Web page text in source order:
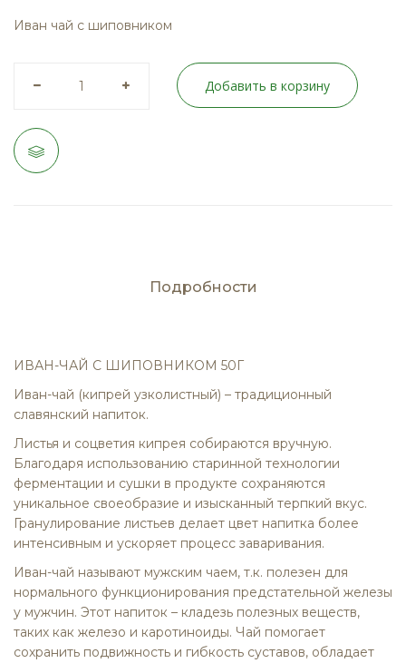
Иван чай с шиповником
Добавить в корзину
Подробности
ИВАН-ЧАЙ С ШИПОВНИКОМ 50Г
Иван-чай (кипрей узколистный) – традиционный
славянский напиток.
Листья и соцветия кипрея собираются вручную.
Благодаря использованию старинной технологии
ферментации и сушки в продукте сохраняются
уникальное своеобразие и изысканный терпкий вкус.
Гранулирование листьев делает цвет напитка более
интенсивным и ускоряет процесс заваривания.
Иван-чай называют мужским чаем, т.к. полезен для
нормального функционирования предстательной железы
у мужчин. Этот напиток – кладезь полезных веществ,
таких как железо и каротиноиды. Чай помогает
сохранить подвижность и гибкость суставов, обладает